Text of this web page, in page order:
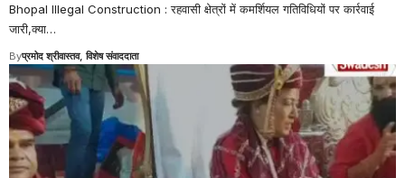
Bhopal Illegal Construction : रहवासी क्षेत्रों में कमर्शियल गतिविधियों पर कार्रवाई
जारी,क्या…
Byप्रमोद श्रीवास्तव, विशेष संवाददाता